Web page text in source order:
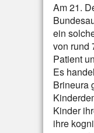
Am 21.
ein
von rund
Patient
Es
Brineura
Kinder
ihre